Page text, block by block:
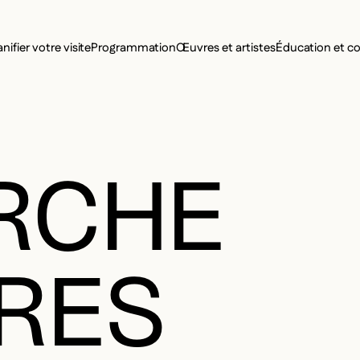
MENU
votre visiteProgrammationŒuvres et artistesÉducation et